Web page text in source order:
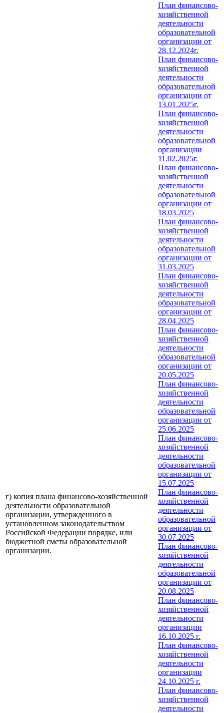
г) копия плана финансово-хозяйственной
деятельности образовательной
организации, утвержденного в
установленном законодательством
Российской Федерации порядке, или
бюджетной сметы образовательной
организации.
План финансово-
хозяйственной
деятельности
образовательной
организации от
28.12.2024г.
План финансово-
хозяйственной
деятельности
образовательной
организации от
13.01.2025г.
План финансово-
хозяйственной
деятельности
образовательной
организации
11.02.2025г.
План финансово-
хозяйственной
деятельности
образовательной
организации от
18.03.2025
План финансово-
хозяйственной
деятельности
образовательной
организации от
31.03.2025
План финансово-
хозяйственной
деятельности
образовательной
организации от
28.04.2025
План финансово-
хозяйственной
деятельности
образовательной
организации от
20.05.2025
План финансово-
хозяйственной
деятельности
образовательной
организации от
25.06.2025
План финансово-
хозяйственной
деятельности
образовательной
организации от
15.07.2025
План финансово-
хозяйственной
деятельности
образовательной
организации от
30.07.2025
План финансово-
хозяйственной
деятельности
образовательной
организации от
20.08.2025
План финансово-
хозяйственной
деятельности
организации
16.10.2025 г.
План финансово-
хозяйственной
деятельности
организации
24.10.2025 г.
План финансово-
хозяйственной
деятельности